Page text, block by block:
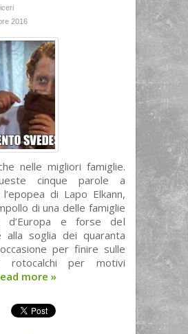
2016
nelle migliori famiglie.
cinque parole a
di Lapo Elkann,
di una delle famiglie
d’Europa e forse del
alla soglia dei quaranta
per finire sulle
rotocalchi per motivi
more »